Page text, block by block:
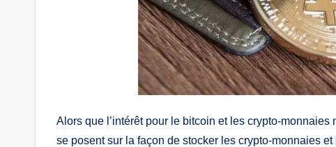
Alors que l’intérêt pour le bitcoin et les crypto-
se posent sur la façon de stocker les crypto-monnaies